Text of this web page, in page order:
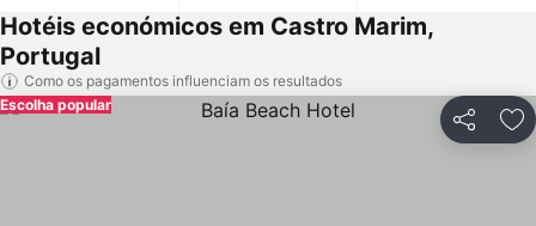
Hotéis económicos em Castro Marim,
Portugal
Como os pagamentos influenciam os resultados
Partilhar
Escolha popular